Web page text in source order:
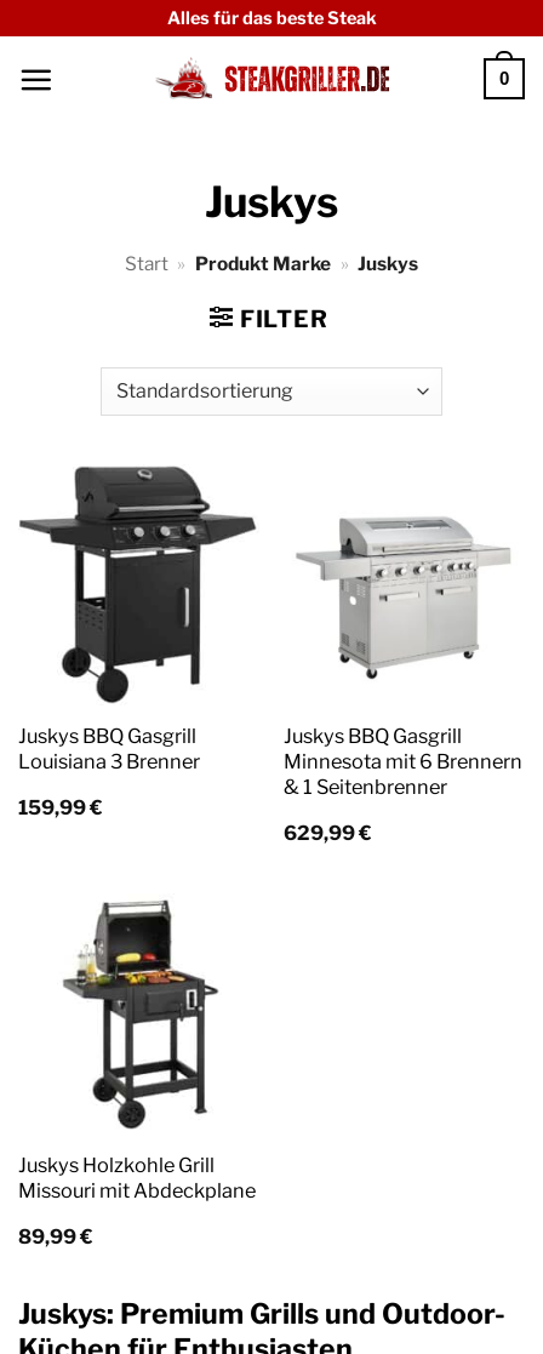
springen
Alles für das beste Steak
0
Juskys
Start » Produkt Marke » Juskys
FILTER
Juskys BBQ Gasgrill
Louisiana 3 Brenner
159,99€
Juskys BBQ Gasgrill
Minnesota mit 6 Brennern
& 1 Seitenbrenner
629,99€
Juskys Holzkohle Grill
Missouri mit Abdeckplane
89,99€
Juskys: Premium Grills und Outdoor-